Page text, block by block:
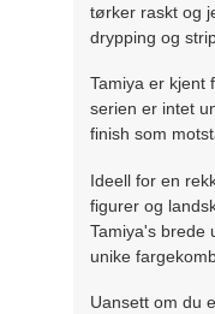
tørker raskt og
drypping og
Tamiya er kjent
serien er intet
finish som
Ideell for en
figurer og
Tamiya's brede
unike
Uansett om du